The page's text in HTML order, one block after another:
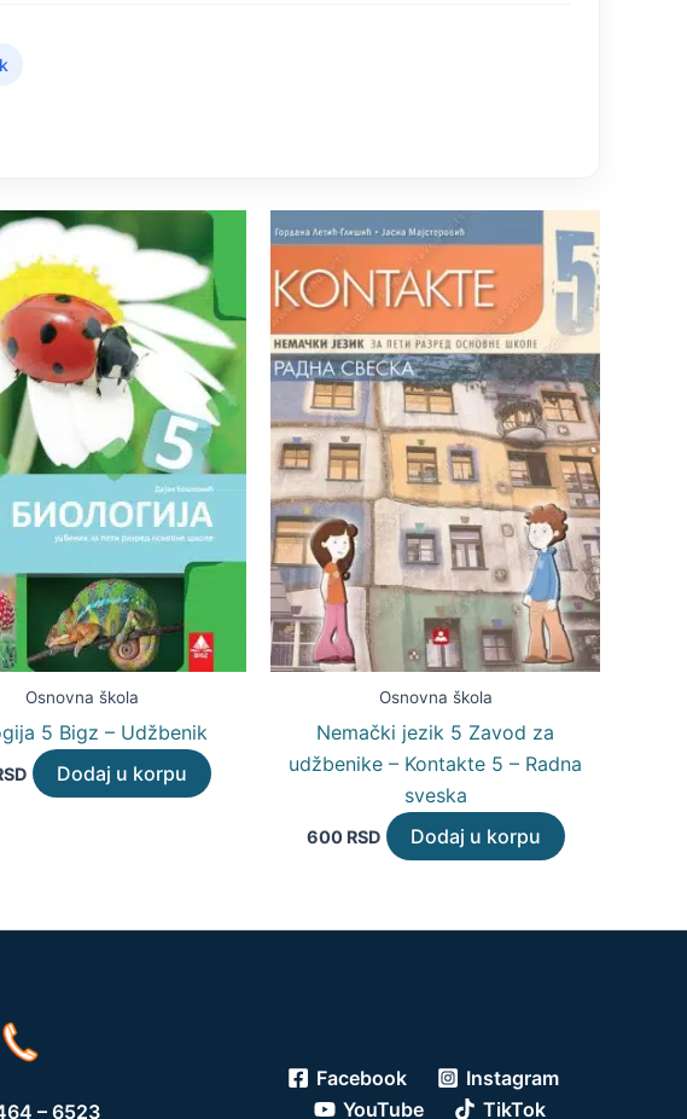
Osnovna škola
5 Bigz – Udžbenik
Dodaj u korpu
Osnovna škola
Nemački jezik 5 Zavod za
udžbenike – Kontakte 5 – Radna
sveska
600 RSD Dodaj u korpu
– 6523
Facebook
Instagram
YouTube
TikTok